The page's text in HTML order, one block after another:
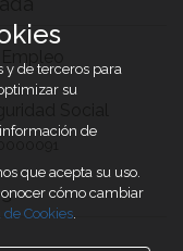
y de terceros para
su
de
que acepta su uso.
cómo cambiar
de Cookies.